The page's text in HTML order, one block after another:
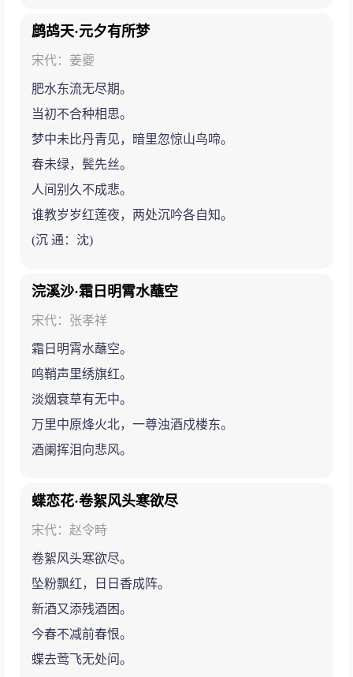
鹧鸪天·元夕有所梦
宋代：姜夔
肥水东流无尽期。
当初不合种相思。
梦中未比丹青见，暗里忽惊山鸟啼。
春未绿，鬓先丝。
人间别久不成悲。
谁教岁岁红莲夜，两处沉吟各自知。
(沉 通：沈)
浣溪沙·霜日明霄水蘸空
宋代：张孝祥
霜日明霄水蘸空。
鸣鞘声里绣旗红。
淡烟衰草有无中。
万里中原烽火北，一尊浊酒戍楼东。
酒阑挥泪向悲风。
蝶恋花·卷絮风头寒欲尽
宋代：赵令畤
卷絮风头寒欲尽。
坠粉飘红，日日香成阵。
新酒又添残酒困。
今春不减前春恨。
蝶去莺飞无处问。